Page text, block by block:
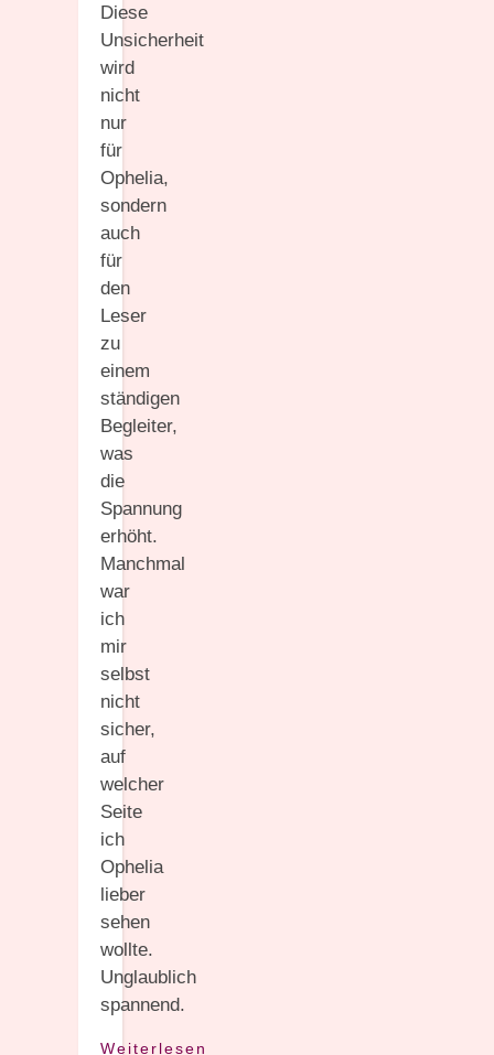
Diese
Unsicherheit
wird
nicht
nur
für
Ophelia,
sondern
auch
für
den
Leser
zu
einem
ständigen
Begleiter,
was
die
Spannung
erhöht.
Manchmal
war
ich
mir
selbst
nicht
sicher,
auf
welcher
Seite
ich
Ophelia
lieber
sehen
wollte.
Unglaublich
spannend.
Weiterlesen